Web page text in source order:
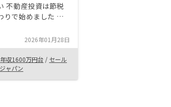
不動産投資は節税
りで始めました 今
と考えています リ
の機会を沢山
ので情報収集や意見
きるのが良い事務手
に下げて欲しい
2026年01月28日
年収1600万円台 / セール
ャパン